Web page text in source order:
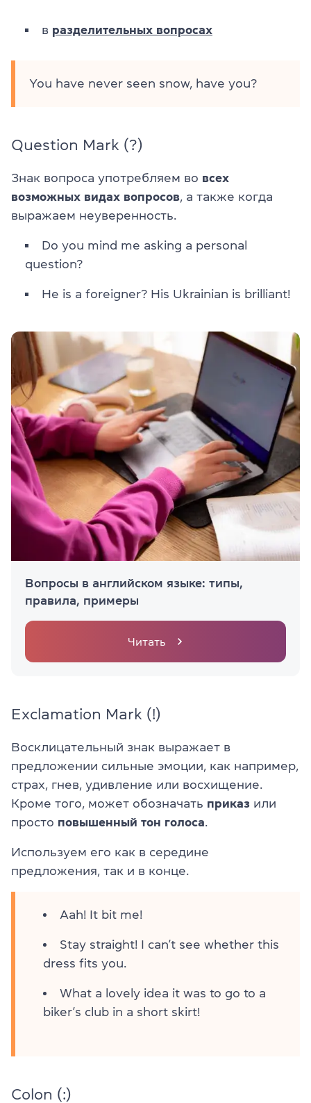
в разделительных вопросах
You have never seen snow, have you?
Question Mark (?)
Знак вопроса употребляем во всех
возможных видах вопросов, а также когда
выражаем неуверенность.
Do you mind me asking a personal
question?
He is a foreigner? His Ukrainian is brilliant!
Вопросы в английском языке: типы,
правила, примеры
Читать
Exclamation Mark (!)
Восклицательный знак выражает в
предложении сильные эмоции, как например,
страх, гнев, удивление или восхищение.
Кроме того, может обозначать приказ или
просто повышенный тон голоса.
Используем его как в середине
предложения, так и в конце.
Aah! It bit me!
Stay straight! I can’t see whether this
dress fits you.
What a lovely idea it was to go to a
biker’s club in a short skirt!
Colon (:)